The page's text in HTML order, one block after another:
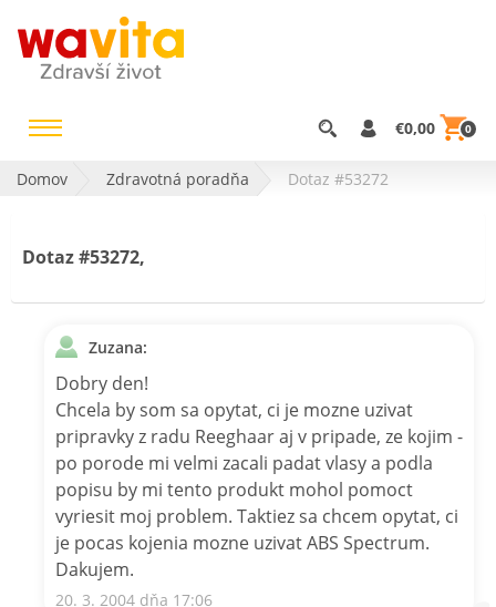
€0,00 0
Domov Zdravotná poradňa Dotaz #53272
Dotaz #53272,
Zuzana:
Dobry den!
Chcela by som sa opytat, ci je mozne uzivat
pripravky z radu Reeghaar aj v pripade, ze kojim -
po porode mi velmi zacali padat vlasy a podla
popisu by mi tento produkt mohol pomoct
vyriesit moj problem. Taktiez sa chcem opytat, ci
je pocas kojenia mozne uzivat ABS Spectrum.
Dakujem.
20. 3. 2004 dňa 17:06